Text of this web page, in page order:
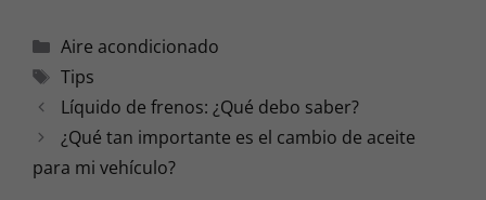
Categorías
Aire acondicionado
Etiquetas
Tips
Líquido de frenos: ¿Qué debo saber?
¿Qué tan importante es el cambio de aceite
para mi vehículo?